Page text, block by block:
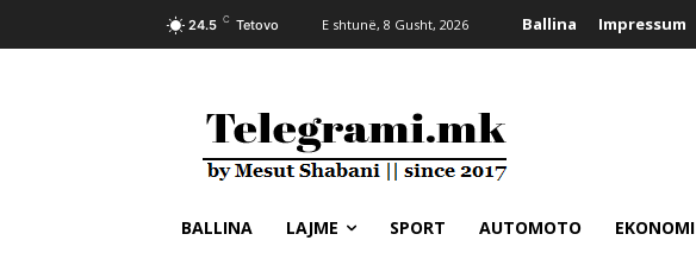
24.5 C Tetovo E shtunë, 8 Gusht, 2026 Ballina Impressum
BALLINA LAJME SPORT AUTOMOTO EKONOMI